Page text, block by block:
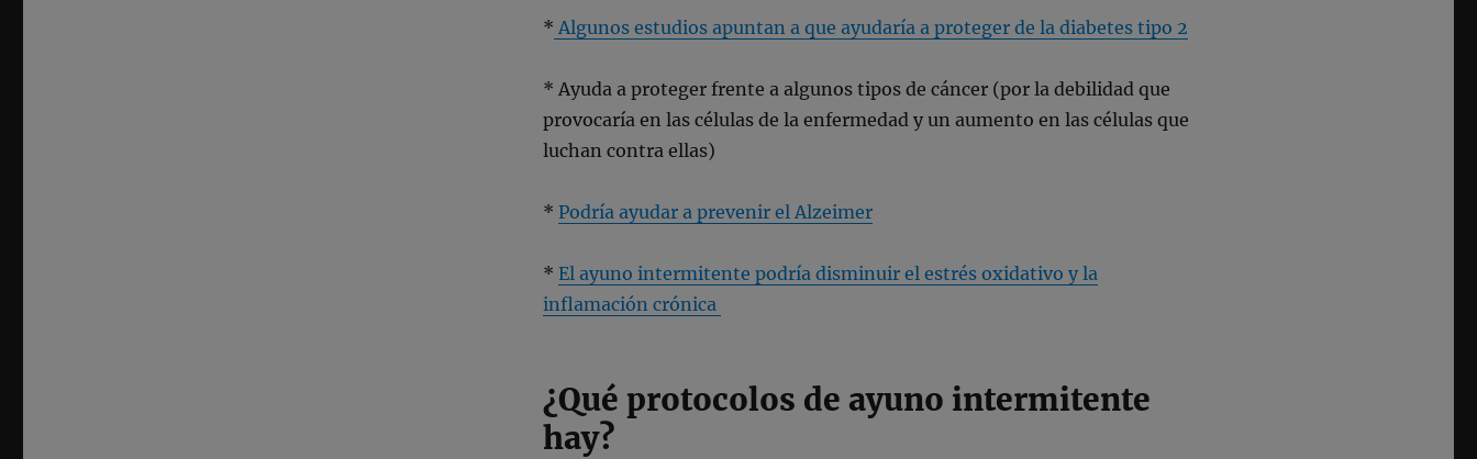
* Algunos estudios apuntan a que ayudaría a proteger de la diabetes tipo 2
* Ayuda a proteger frente a algunos tipos de cáncer (por la debilidad que
provocaría en las células de la enfermedad y un aumento en las células que
luchan contra ellas)
* Podría ayudar a prevenir el Alzeimer
*El ayuno intermitente podría disminuir el estrés oxidativo y la
inflamación crónica
¿Qué protocolos de ayuno intermitente
hay?